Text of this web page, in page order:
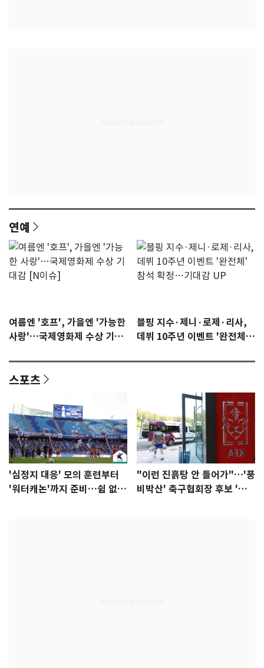
연예
여름엔 '호프', 가을엔 '가능한
사랑'…국제영화제 수상 기대
블핑 지수·제니·로제·리사,
데뷔 10주년 이벤트 '완전체'
스포츠
'심정지 대응' 모의 훈련부터
'워터캐논'까지 준비…쉼 없는
"이런 진흙탕 안 들어가"…'풍
비박산' 축구협회장 후보 '실